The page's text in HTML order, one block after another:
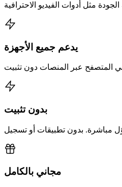
يدعم جميع الأجهزة
بدون تثبيت
مجاني بالكامل